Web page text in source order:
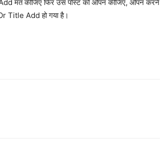
Add मत कीजिए फिर उस पोस्ट को ओपन कीजिए, ओपन करने
Title Add हो गया है।